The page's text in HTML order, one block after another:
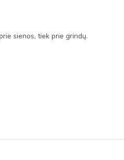
sienos, tiek prie grindų.